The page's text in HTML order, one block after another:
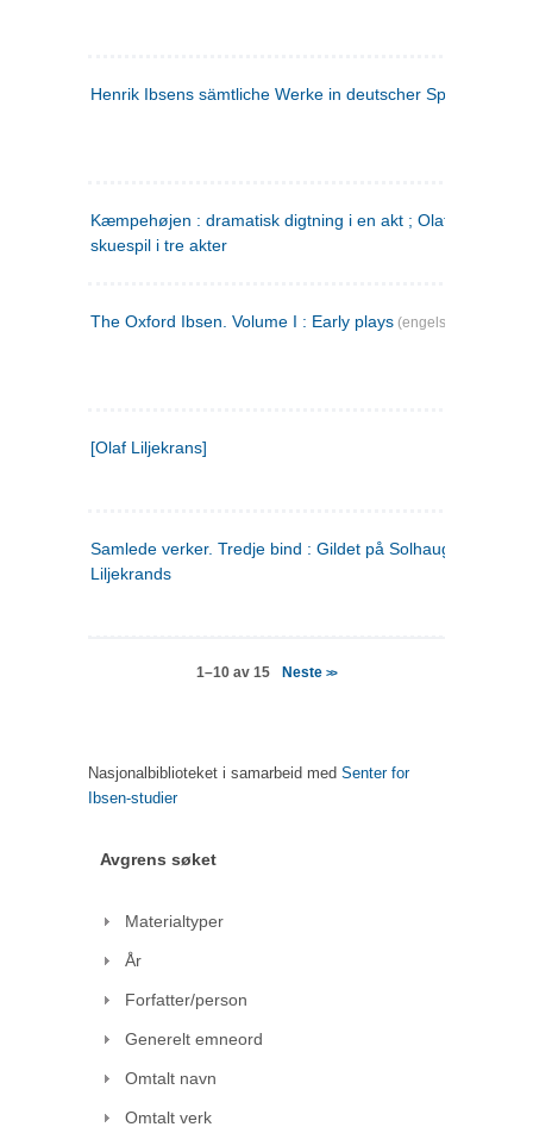
Henrik Ibsens sämtliche Werke in deutscher Sprache. 2
Kæmpehøjen : dramatisk digtning i en akt ; Olaf Liljekrans :
skuespil i tre akter
The Oxford Ibsen. Volume I : Early plays (engelsk)
[Olaf Liljekrans]
Samlede verker. Tredje bind : Gildet på Solhaug ; Olaf
Liljekrands
1–10 av 15 Neste>>
Nasjonalbiblioteket i samarbeid med Senter for
Ibsen-studier
Avgrens søket
Materialtyper
År
Forfatter/person
Generelt emneord
Omtalt navn
Omtalt verk